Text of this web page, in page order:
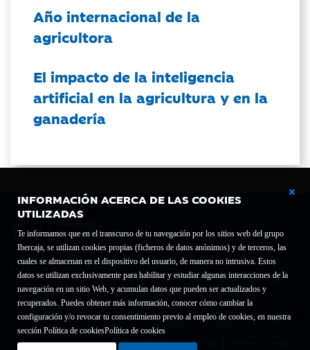
INFORMACIÓN ACERCA DE LAS COOKIES
UTILIZADAS
Te informamos que en el transcurso de tu navegación por los sitios web del grupo
Ibercaja, se utilizan cookies propias (ficheros de datos anónimos) y de terceros, las
cuales se almacenan en el dispositivo del usuario, de manera no intrusiva. Estos
datos se utilizan exclusivamente para habilitar y estudiar algunas interacciones de la
navegación en un sitio Web, y acumulan datos que pueden ser actualizados y
recuperados. Puedes obtener más información, conocer cómo cambiar la
configuración y/o revocar tu consentimiento previo al empleo de cookies, en nuestra
sección Política de cookiesPolítica de cookies
Año internacional de la
agricultora
El impacto de la inteligencia
artificial en la agricultura y en la
ganadería
Fundación Bancaria Ibercaja C.I.F. G-50000652.
Inscrita en el Registro de Fundaciones del Mº de Educación, Cultura y Deporte con el nº
1689.
Domicilio social: Joaquín Costa, 13. 50001 Zaragoza.
Contacto
Declaración de accesibilidad
Aviso legal Política de privacidad